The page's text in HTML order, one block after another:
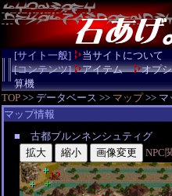
[サイト一般] 当サイトについて
[コンテンツ]
アイテム オプ
算機
TOP >> データベース >> マップ>> マ
マップ情報
■ 古都ブルンネンシュティグ
NPC
12
12
＋
＋
＋
＋
＋
＋